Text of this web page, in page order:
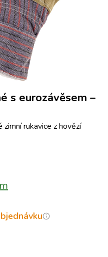
s eurozávěsem –
zimní rukavice z hovězí